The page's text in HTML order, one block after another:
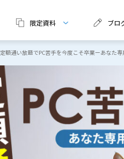
限定資料 ブロ
定額通い放題でPC苦手を今度こそ卒業ーあなた